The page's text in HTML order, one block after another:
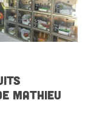
MATHIEU